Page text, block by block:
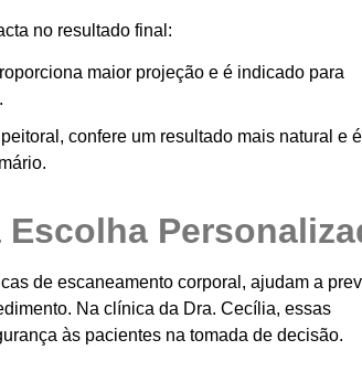
no resultado final:
maior projeção e é indicado para
confere um resultado mais natural e é
de escaneamento corporal, ajudam a
Na clínica da Dra. Cecília, essas
às pacientes na tomada de decisão.